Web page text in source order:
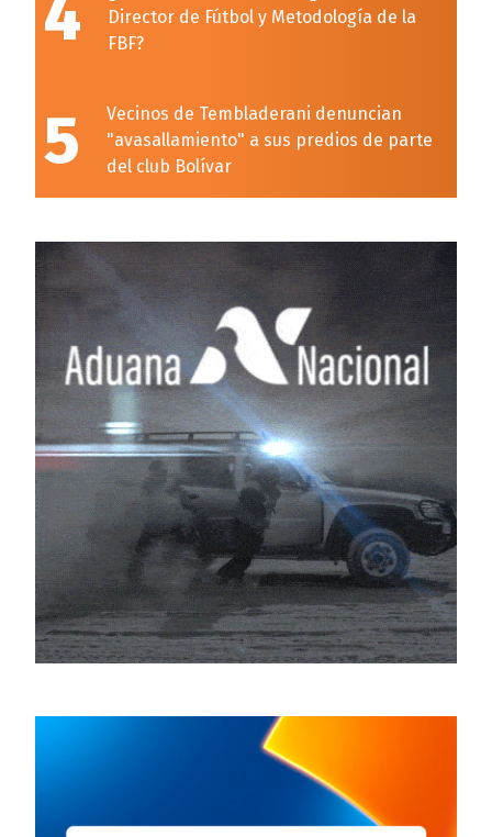
4
Director de Fútbol y Metodología de la
FBF?
5
Vecinos de Tembladerani denuncian
"avasallamiento" a sus predios de parte
del club Bolívar